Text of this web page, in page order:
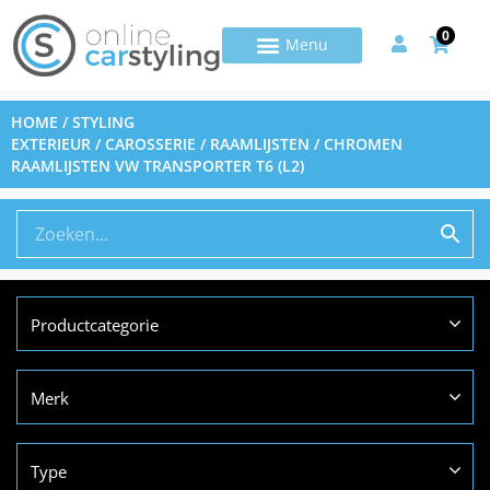
0
HOME /STYLING
EXTERIEUR /CAROSSERIE / RAAMLIJSTEN / CHROMEN
RAAMLIJSTEN VW TRANSPORTER T6 (L2)
Productcategorie
Merk
Type